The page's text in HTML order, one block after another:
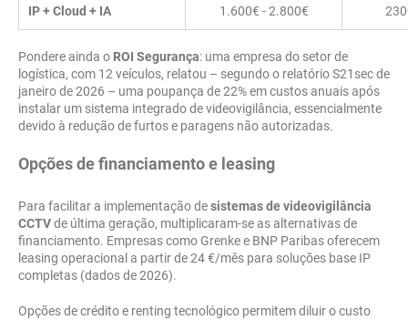
IP + Cloud + IA 1.600€ - 2.800€
Pondere ainda o ROI Segurança: uma empresa do setor de
logística, com 12 veículos, relatou – segundo o relatório S21sec de
janeiro de 2026 – uma poupança de 22% em custos anuais após
instalar um sistema integrado de videovigilância, essencialmente
devido à redução de furtos e paragens não autorizadas.
Opções de financiamento e leasing
Para facilitar a implementação desistemas de videovigilância
CCTVde última geração, multiplicaram-se as alternativas de
financiamento. Empresas como Grenke e BNP Paribas oferecem
leasing operacional a partir de 24 €/mês para soluções base IP
completas (dados de 2026).
Opções de crédito e renting tecnológico permitem diluir o custo